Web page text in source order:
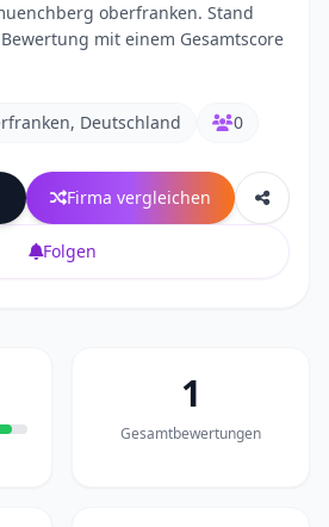
oberfranken. Stand
mit einem Gesamtscore
Deutschland 0
Firma vergleichen
Folgen
1
Gesamtbewertungen